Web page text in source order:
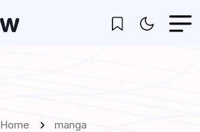
Home manga